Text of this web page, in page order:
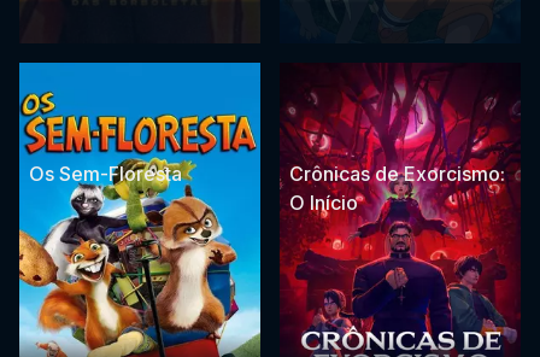
Os Sem-Floresta
Crônicas de Exorcismo:
O Início